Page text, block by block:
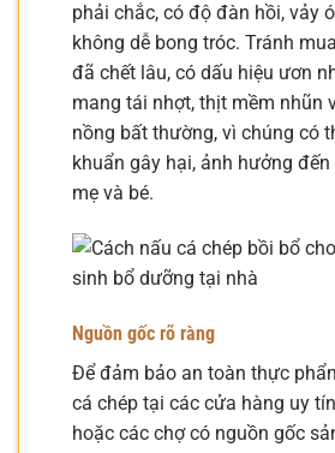
phải chắc, có độ đàn hồi, vảy
không dễ bong tróc. Tránh
đã chết lâu, có dấu hiệu ươn
mang tái nhợt, thịt mềm nhũn
nồng bất thường, vì chúng có
khuẩn gây hại, ảnh hưởng
mẹ và bé.
Nguồn gốc rõ ràng
Để đảm bảo an toàn thực
cá chép tại các cửa hàng uy
hoặc các chợ có nguồn gốc